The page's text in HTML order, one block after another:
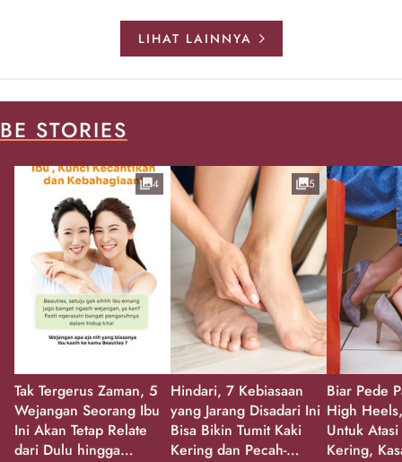
LIHAT LAINNYA
BE STORIES
Tak Tergerus Zaman, 5
Wejangan Seorang Ibu
Ini Akan Tetap Relate
dari Dulu hingga
4
Hindari, 7 Kebiasaan
yang Jarang Disadari Ini
Bisa Bikin Tumit Kaki
Kering dan Pecah-
5
Biar Pede
High
Untuk
Kering,